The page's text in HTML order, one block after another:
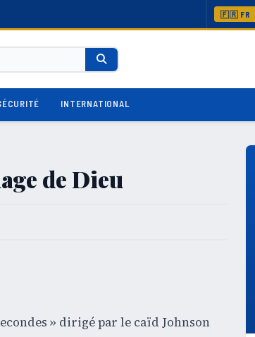
🇫🇷 FR
INTERNATIONAL
de Dieu
» dirigé par le caïd Johnson